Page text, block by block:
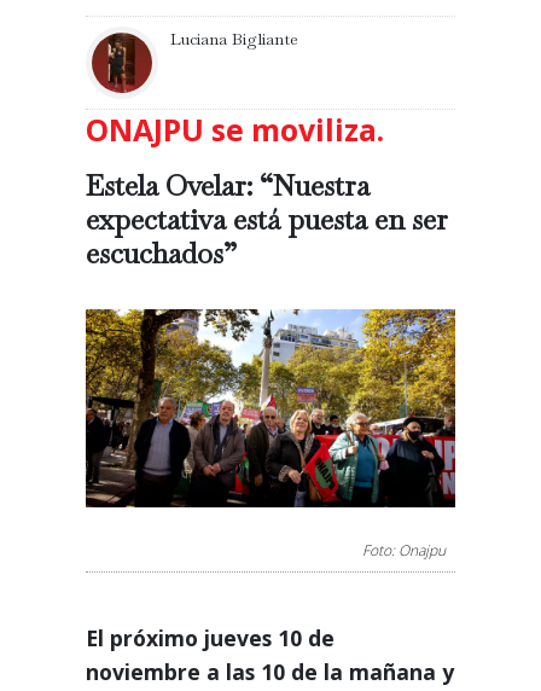
Luciana Bigliante
ONAJPU se moviliza.
Estela Ovelar: “Nuestra
expectativa está puesta en ser
escuchados”
Foto: Onajpu
El próximo jueves 10 de
noviembre a las 10 de la mañana y